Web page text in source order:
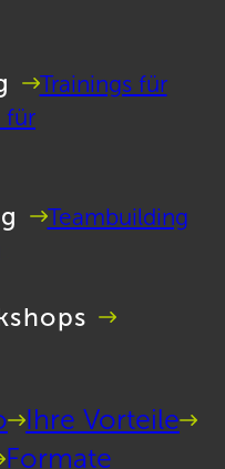
Trainings für
für
Teambuilding
Ihre Vorteile
Formate